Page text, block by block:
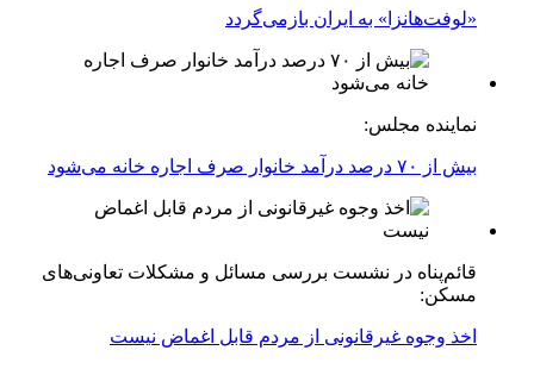
«لوفت‌هانزا» به ایران بازمی‌گردد
نماینده مجلس:
بیش از ۷۰ درصد درآمد خانوار صرف اجاره خانه می‌شود
قائم‌پناه در نشست بررسی مسائل و مشکلات تعاونی‌های
مسکن:
اخذ وجوه غیرقانونی از مردم قابل اغماض نیست